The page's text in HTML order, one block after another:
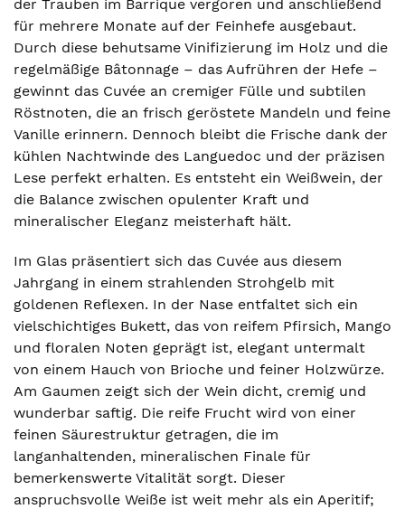
der Trauben im Barrique vergoren und anschließend
für mehrere Monate auf der Feinhefe ausgebaut.
Durch diese behutsame Vinifizierung im Holz und die
regelmäßige Bâtonnage – das Aufrühren der Hefe –
gewinnt das Cuvée an cremiger Fülle und subtilen
Röstnoten, die an frisch geröstete Mandeln und feine
Vanille erinnern. Dennoch bleibt die Frische dank der
kühlen Nachtwinde des Languedoc und der präzisen
Lese perfekt erhalten. Es entsteht ein Weißwein, der
die Balance zwischen opulenter Kraft und
mineralischer Eleganz meisterhaft hält.
Im Glas präsentiert sich das Cuvée aus diesem
Jahrgang in einem strahlenden Strohgelb mit
goldenen Reflexen. In der Nase entfaltet sich ein
vielschichtiges Bukett, das von reifem Pfirsich, Mango
und floralen Noten geprägt ist, elegant untermalt
von einem Hauch von Brioche und feiner Holzwürze.
Am Gaumen zeigt sich der Wein dicht, cremig und
wunderbar saftig. Die reife Frucht wird von einer
feinen Säurestruktur getragen, die im
langanhaltenden, mineralischen Finale für
bemerkenswerte Vitalität sorgt. Dieser
anspruchsvolle Weiße ist weit mehr als ein Aperitif;